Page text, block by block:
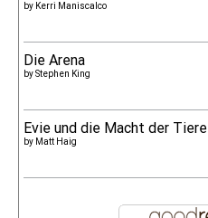
by Kerri Maniscalco
Die Arena
byStephen King
Evie und die Macht der Tiere
by Matt Haig